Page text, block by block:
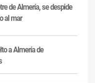
de Almería, se despide
al mar
a Almería de